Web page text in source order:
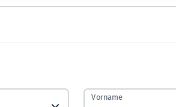
Vorname